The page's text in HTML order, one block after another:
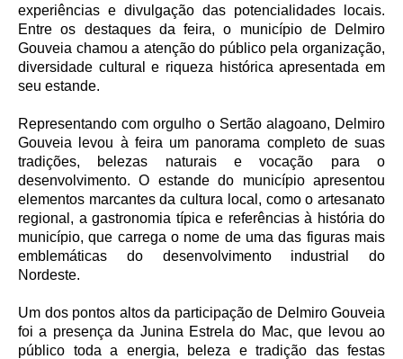
experiências e divulgação das potencialidades locais.
Entre os destaques da feira, o município de Delmiro
Gouveia chamou a atenção do público pela organização,
diversidade cultural e riqueza histórica apresentada em
seu estande.
Representando com orgulho o Sertão alagoano, Delmiro
Gouveia levou à feira um panorama completo de suas
tradições, belezas naturais e vocação para o
desenvolvimento. O estande do município apresentou
elementos marcantes da cultura local, como o artesanato
regional, a gastronomia típica e referências à história do
município, que carrega o nome de uma das figuras mais
emblemáticas do desenvolvimento industrial do
Nordeste.
Um dos pontos altos da participação de Delmiro Gouveia
foi a presença da Junina Estrela do Mac, que levou ao
público toda a energia, beleza e tradição das festas